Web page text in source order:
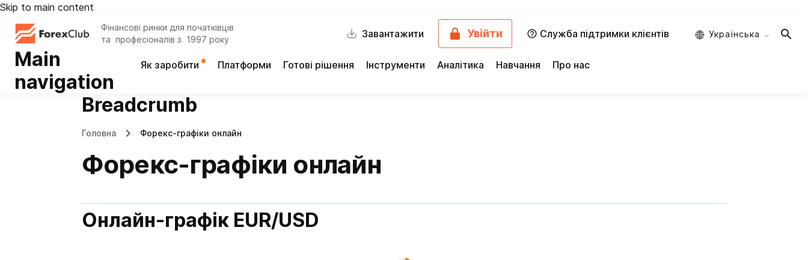
Skip to main content
Фінансові ринки для початківців
та професіоналів з 1997 року
Завантажити Увійти Служба підтримки клієнтів Украïнська
Main
navigation
Як заробити Платформи Готові рішення Інструменти Аналітика Навчання Про нас
Breadcrumb
Головна Форекс-графіки онлайн
Форекс-графіки онлайн
Онлайн-графік EUR/USD